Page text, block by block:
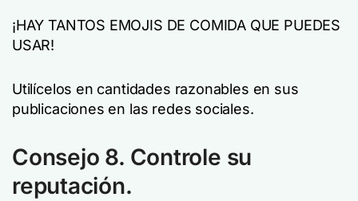
¡HAY TANTOS EMOJIS DE COMIDA QUE PUEDES
USAR!
Utilícelos en cantidades razonables en sus
publicaciones en las redes sociales.
Consejo 8. Controle su
reputación.